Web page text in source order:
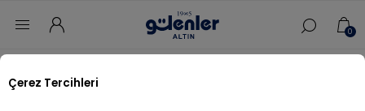
Çerez Tercihleri
0